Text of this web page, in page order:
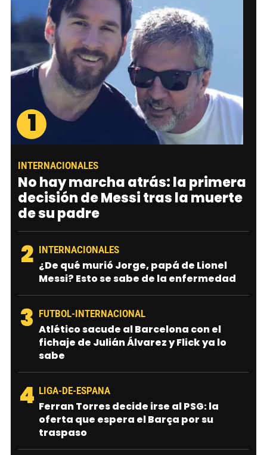
1
INTERNACIONALES
No hay marcha atrás: la primera
decisión de Messi tras la muerte
de su padre
2 INTERNACIONALES
¿De qué murió Jorge, papá de Lionel
Messi? Esto se sabe de la enfermedad
3 FUTBOL-INTERNACIONAL
Atlético sacude al Barcelona con el
fichaje de Julián Álvarez y Flick ya lo
sabe
4 LIGA-DE-ESPANA
Ferran Torres decide irse al PSG: la
oferta que espera el Barça por su
traspaso